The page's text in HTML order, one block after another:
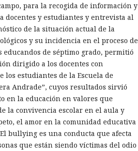
para la recogida de información y
docentes y estudiantes y entrevista al
de la situación actual de la
y su incidencia en el proceso de
educandos de séptimo grado, permitió
dirigido a los docentes con
estudiantes de la Escuela de
Andrade”, cuyos resultados sirvió
en la educación en valores que
la convivencia escolar en el aula y
el amor en la comunidad educativa
bullying es una conducta que afecta
que están siendo víctimas del odio